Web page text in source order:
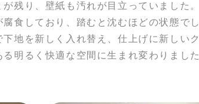
残り、壁紙も汚れが目立っていました。
食しており、踏むと沈むほどの状態でし
地を新しく入れ替え、仕上げに新しい
明るく快適な空間に生まれ変わりました